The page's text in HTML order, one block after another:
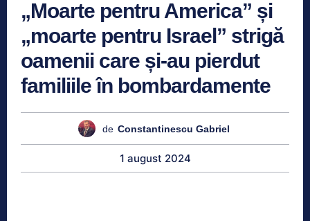
„Moarte pentru America” și
„moarte pentru Israel” strigă
oamenii care și-au pierdut
familiile în bombardamente
de Constantinescu Gabriel
1 august 2024